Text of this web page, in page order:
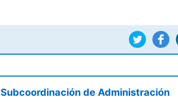
Subcoordinación de Administración